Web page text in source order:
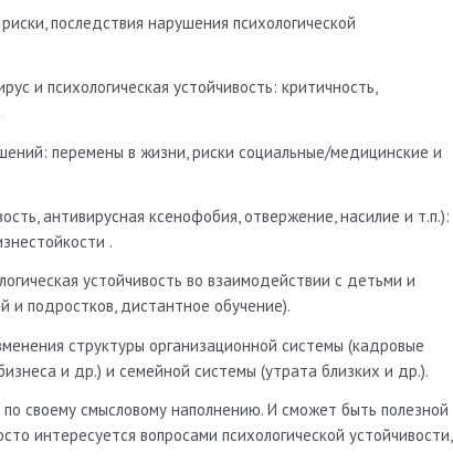
последствия нарушения психологической
и психологическая устойчивость: критичность,
перемены в жизни, риски социальные/медицинские и
антивирусная ксенофобия, отвержение, насилие и т.п.):
.
устойчивость во взаимодействии с детьми и
подростков, дистантное обучение).
структуры организационной системы (кадровые
и др.) и семейной системы (утрата близких и др.).
своему смысловому наполнению. И сможет быть полезной
интересуется вопросами психологической устойчивости,